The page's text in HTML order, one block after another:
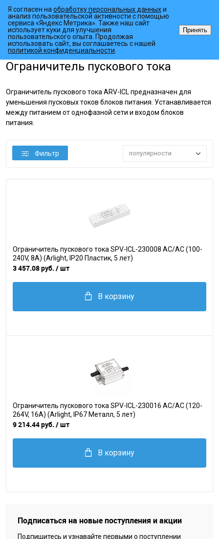
Главная страница • Каталог товаров • Источники питания
Ограничитель пускового тока
Ограничитель пускового тока ARV-ICL предназначен для
уменьшения пусковых токов блоков питания. Устанавливается
между питанием от однофазной сети и входом блоков
питания.
Фильтр популярности
Ограничитель пускового тока SPV-ICL-230008 AC/AC (100-
240V, 8A) (Arlight, IP20 Пластик, 5 лет)
3 457.08 руб. / шт
В корзину
Ограничитель пускового тока SPV-ICL-230016 AC/AC (120-
264V, 16A) (Arlight, IP67 Металл, 5 лет)
9 214.44 руб. / шт
В корзину
Подписаться на новые поступления и акции
Подпишитесь и узнавайте первыми о поступлении
Я согласен наобработку персональных данныхи
анализ пользовательской активности с помощью
сервиса «Яндекс Метрика». Также наш сайт
использует куки для улучшения
пользовательского опыта. Продолжая
использовать сайт, вы соглашаетесь с нашей
политикой конфиденциальности
Принять